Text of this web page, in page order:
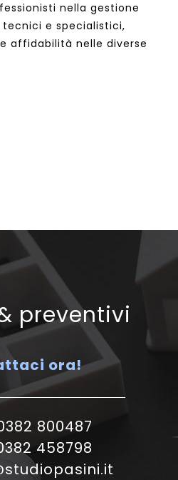
nella gestione
e specialistici,
affidabilità nelle diverse
preventivi
ora!
800487
458798